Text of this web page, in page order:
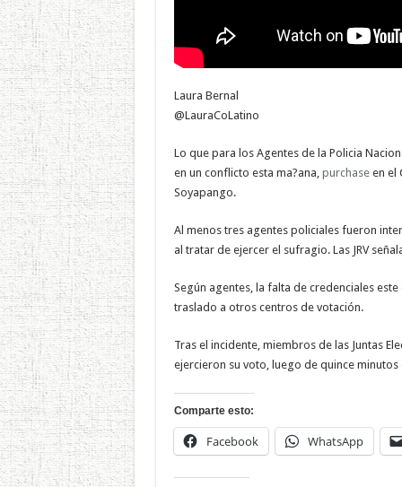
Laura Bernal
@LauraCoLatino
Lo que para los Agentes de la Policia
en un conflicto esta ma?ana, purchaseen el
Soyapango.
Al menos tres agentes policiales fueron
al tratar de ejercer el sufragio. Las JRV
Según agentes, la falta de credenciales
traslado a otros centros de votación.
Tras el incidente, miembros de las Juntas
ejercieron su voto, luego de quince
Comparte esto:
Facebook WhatsApp